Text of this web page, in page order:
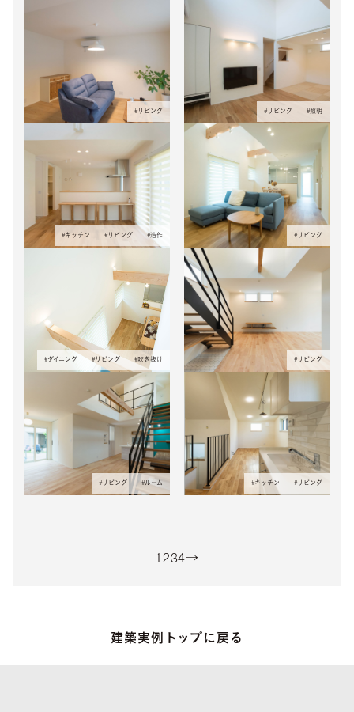
# リビング #リビング #照明
#キッチン # リビング #造作 #リビング
#ダイニング # リビング #吹き抜け #リビング
# リビング #ルーム #キッチン #リビング
1 234→
建築実例トップに戻る